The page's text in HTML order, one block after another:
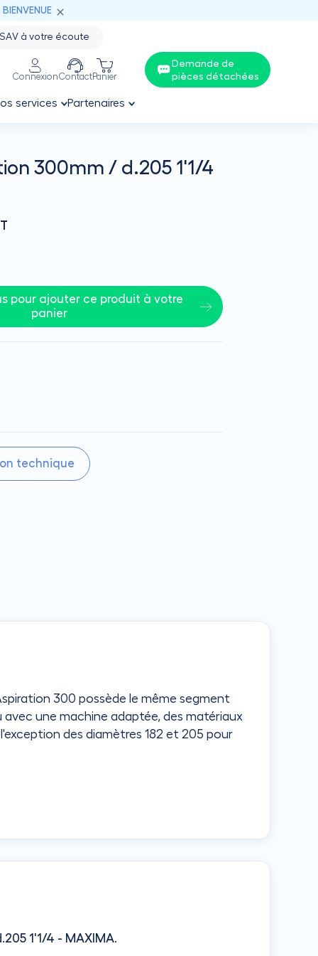
SAV à votre écoute
ConnexionContactPanier
Demande de
pièces détachées
services Partenaires
300mm / d.205 1'1/4
pour ajouter ce produit à votre
panier
technique
300 possède le même segment
une machine adaptée, des matériaux
des diamètres 182 et 205 pour
1'1/4 - MAXIMA.